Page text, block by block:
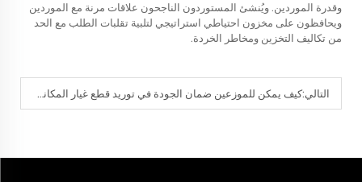
وقدرة الموردين. ويُنشئ المستوردون الناجحون علاقات مرنة مع الموردين
ويحافظون على مخزون احتياطي استراتيجي لتلبية تقلبات الطلب مع الحد
من تكاليف التخزين ومخاطر الخردة.
التالي:كيف يمكن للموزعين ضمان الجودة في توريد قطع غيار المكانس الكهربائية الروبوتية